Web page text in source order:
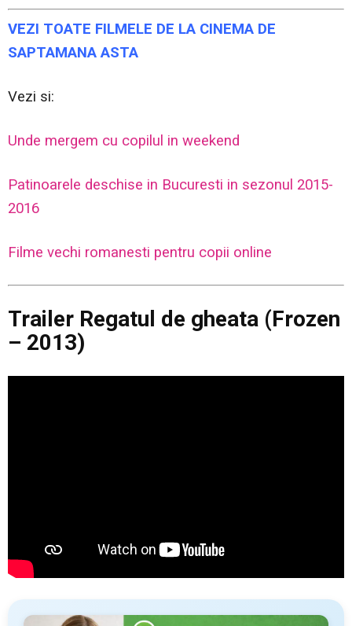
VEZI TOATE FILMELE DE LA CINEMA DE
SAPTAMANA ASTA
Vezi si:
Unde mergem cu copilul in weekend
Patinoarele deschise in Bucuresti in sezonul 2015-
2016
Filme vechi romanesti pentru copii online
Trailer Regatul de gheata (Frozen
– 2013)